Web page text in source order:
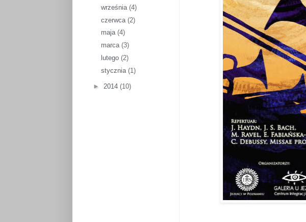
września (4)
czerwca (2)
maja (4)
marca (3)
lutego (2)
stycznia (1)
► 2014 (10)